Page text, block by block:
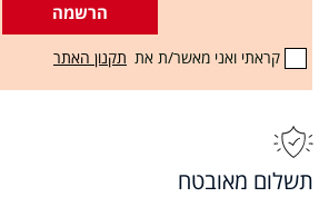
הרשמה
קראתי ואני מאשר/ת את תקנון האתר
תשלום מאובטח